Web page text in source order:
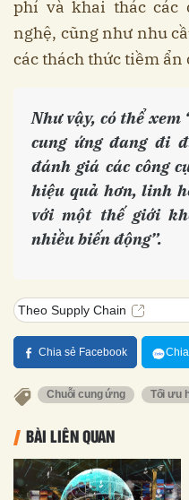
phí và khai thác các
nghệ, cũng như nhu
các thách thức tiềm
Như vậy, có thể
cung ứng đang đi
đánh giá các công
hiệu quả hơn, linh
với một thế giới
nhiều biến động”.
Theo Supply Chain
Chia sẻ Facebook
Chuỗi cung ứng Tối ưu
BÀI LIÊN QUAN